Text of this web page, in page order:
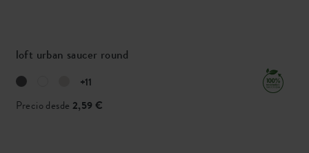
loft urban saucer round
+11
Precio desde 2,59 €